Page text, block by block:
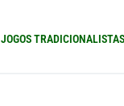
JOGOS TRADICIONALISTAS